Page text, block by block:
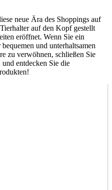
neue Ära des Shoppings auf
auf den Kopf gestellt
eröffnet. Wenn Sie‌ ein
​und unterhaltsamen
zu verwöhnen, schließen‌ Sie⁢
entdecken⁢ Sie die‍